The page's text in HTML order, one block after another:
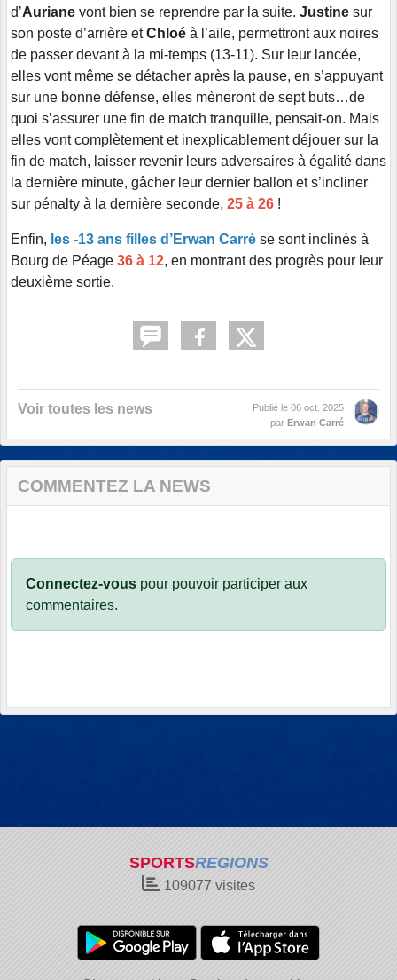
d’Auriane vont bien se reprendre par la suite. Justine sur
son poste d’arrière etChloé à l’aile, permettront aux noires
de passer devant à la mi-temps (13-11). Sur leur lancée,
elles vont même se détacher après la pause, en s’appuyant
sur une bonne défense, elles mèneront de sept buts…de
quoi s’assurer une fin de match tranquille, pensait-on. Mais
elles vont complètement et inexplicablement déjouer sur la
fin de match, laisser revenir leurs adversaires à égalité dans
la dernière minute, gâcher leur dernier ballon et s’incliner
sur pénalty à la dernière seconde, 25 à 26 !
Enfin, les -13 ans filles d’Erwan Carré se sont inclinés à
Bourg de Péage 36 à 12, en montrant des progrès pour leur
deuxième sortie.
Voir toutes les news Publié le 06 oct. 2025
par Erwan Carré
COMMENTEZ LA NEWS
Connectez-vous pour pouvoir participer aux
commentaires.
SPORTSREGIONS
109077 visites